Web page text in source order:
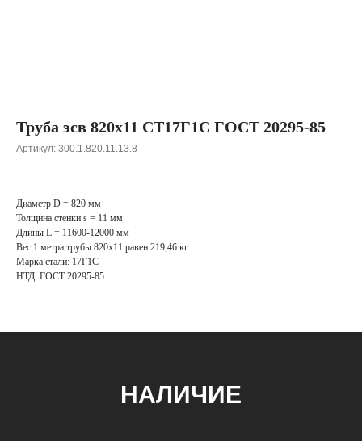
Труба эсв 820х11 СТ17Г1С ГОСТ 20295-85
Артикул: 300.1.820.11.13.8
Диаметр D = 820 мм
Толщина стенки s = 11 мм
Длины L = 11600-12000 мм
Вес 1 метра трубы 820х11 равен 219,46 кг.
Марка стали: 17Г1С
НТД: ГОСТ 20295-85
НАЛИЧИЕ